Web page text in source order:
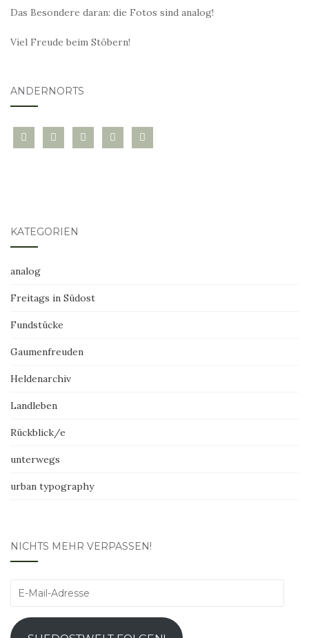
Das Besondere daran: die Fotos sind analog!
Viel Freude beim Stöbern!
ANDERNORTS
bloglovininstagramtwitter pinterest
mail
KATEGORIEN
analog
Freitags in Südost
Fundstücke
Gaumenfreuden
Heldenarchiv
Landleben
Rückblick/e
unterwegs
urban typography
NICHTS MEHR VERPASSEN!
E-
Adresse